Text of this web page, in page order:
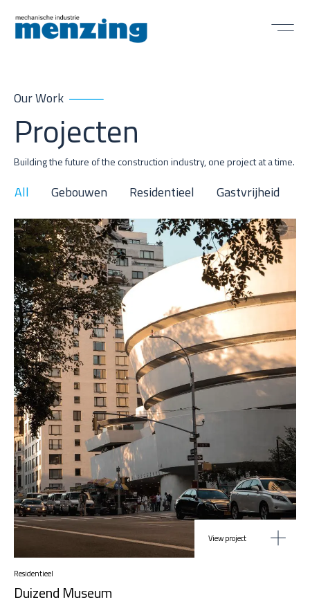
Our Work
Projecten
Building the future of the construction industry, one project at a time.
All Gebouwen Residentieel Gastvrijheid
View project
Residentieel
Duizend Museum